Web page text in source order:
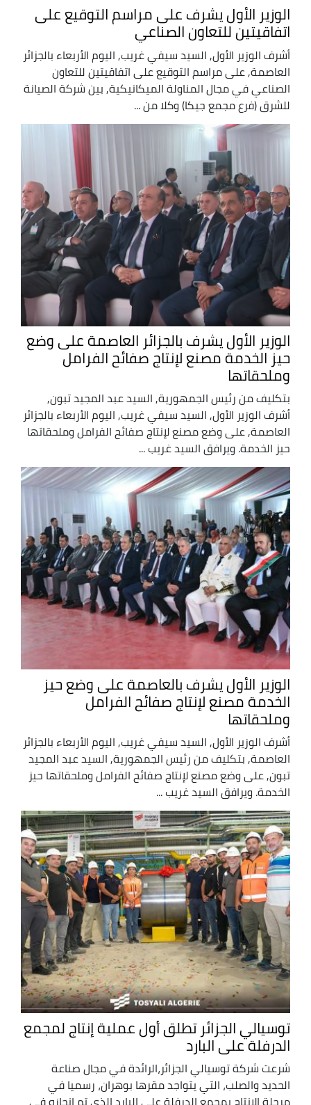
الوزير الأول يشرف على مراسم التوقيع على
اتفاقيتين للتعاون الصناعي
أشرف الوزير الأول, السيد سيفي غريب, اليوم الأربعاء بالجزائر
العاصمة, على مراسم التوقيع على اتفاقيتين للتعاون
الصناعي في مجال المناولة الميكانيكية, بين شركة الصيانة
للشرق (فرع مجمع جيكا) وكلا من ...
الوزير الأول يشرف بالجزائر العاصمة على وضع
حيز الخدمة مصنع لإنتاج صفائح الفرامل
وملحقاتها
بتكليف من رئيس الجمهورية, السيد عبد المجيد تبون,
أشرف الوزير الأول, السيد سيفي غريب, اليوم الأربعاء بالجزائر
العاصمة, على وضع مصنع لإنتاج صفائح الفرامل وملحقاتها
حيز الخدمة. ويرافق السيد غريب ...
الوزير الأول يشرف بالعاصمة على وضع حيز
الخدمة مصنع لإنتاج صفائح الفرامل
وملحقاتها
أشرف الوزير الأول, السيد سيفي غريب, اليوم الأربعاء بالجزائر
العاصمة, بتكليف من رئيس الجمهورية, السيد عبد المجيد
تبون, على وضع مصنع لإنتاج صفائح الفرامل وملحقاتها حيز
الخدمة. ويرافق السيد غريب ...
توسيالي الجزائر تطلق أول عملية إنتاج لمجمع
الدرفلة على البارد
شرعت شركة توسيالي الجزائر،الرائدة في مجال صناعة
الحديد والصلب، التي يتواجد مقرها بوهران، رسميا في